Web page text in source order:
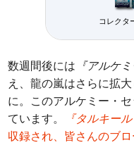
コレクタ
数週間後には 『アルケ
え、龍の嵐はさらに拡
に。このアルケミー・
ています。
『タルキー
収録され、皆さんのブ